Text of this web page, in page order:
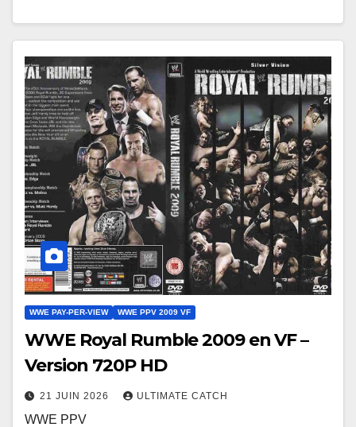
WWE PAY-PER-VIEW WWE PPV 2009 VF
WWE Royal Rumble 2009 en VF –
Version 720P HD
21 JUIN 2026 ULTIMATE CATCH
WWE PPV